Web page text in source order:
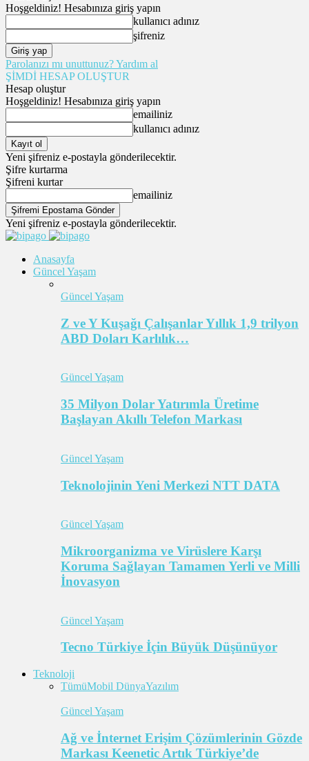
Hoşgeldiniz! Hesabınıza giriş yapın
kullanıcı adınız
şifreniz
Parolanızı mı unuttunuz? Yardım al
ŞİMDİ HESAP OLUŞTUR
Hesap oluştur
Hoşgeldiniz! Hesabınıza giriş yapın
emailiniz
kullanıcı adınız
Yeni şifreniz e-postayla gönderilecektir.
Şifre kurtarma
Şifreni kurtar
emailiniz
Yeni şifreniz e-postayla gönderilecektir.
Anasayfa
Güncel Yaşam
Güncel Yaşam
Z ve Y Kuşağı Çalışanlar Yıllık 1,9 trilyon
ABD Doları Karlılık…
Güncel Yaşam
35 Milyon Dolar Yatırımla Üretime
Başlayan Akıllı Telefon Markası
Güncel Yaşam
Teknolojinin Yeni Merkezi NTT DATA
Güncel Yaşam
Mikroorganizma ve Virüslere Karşı
Koruma Sağlayan Tamamen Yerli ve Milli
İnovasyon
Güncel Yaşam
Tecno Türkiye İçin Büyük Düşünüyor
Teknoloji
TümüMobil DünyaYazılım
Güncel Yaşam
Ağ ve İnternet Erişim Çözümlerinin Gözde
Markası Keenetic Artık Türkiye’de